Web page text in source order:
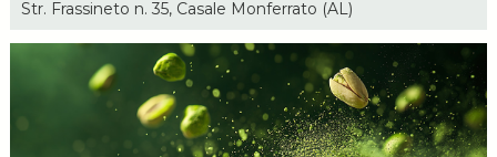
Str. Frassineto n. 35, Casale Monferrato (AL)